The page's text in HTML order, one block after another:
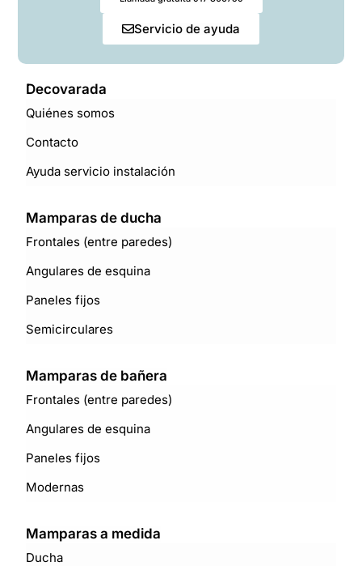
Servicio de ayuda
Decovarada
Quiénes somos
Contacto
Ayuda servicio instalación
Mamparas de ducha
Frontales (entre paredes)
Angulares de esquina
Paneles fijos
Semicirculares
Mamparas de bañera
Frontales (entre paredes)
Angulares de esquina
Paneles fijos
Modernas
Mamparas a medida
Ducha